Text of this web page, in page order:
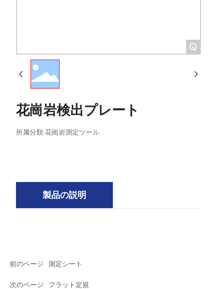
+
花崗岩検出プレート
所属分類:花崗岩測定ツール
製品の説明
前のページ 測定シート
次のページ フラット定規